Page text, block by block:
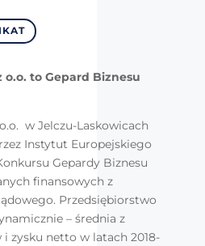
o.o. to Gepard Biznesu
w Jelczu-Laskowicach
Instytut Europejskiego
Gepardy Biznesu
finansowych z
Przedsiębiorstwo
– średnia z
zysku netto w latach 2018-